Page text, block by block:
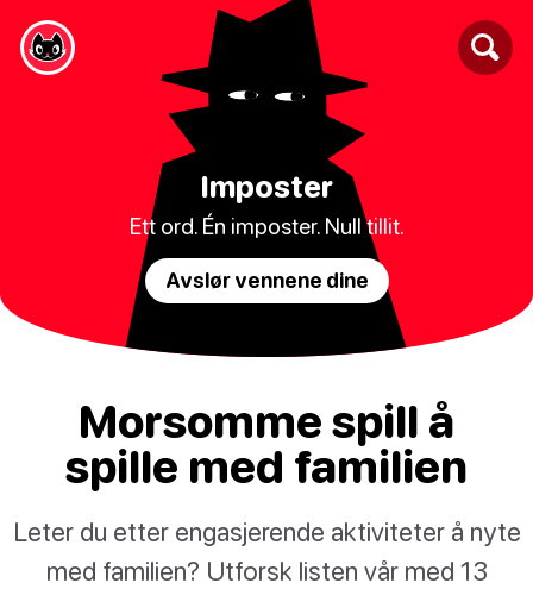
Imposter
Ett ord. Én imposter. Null tillit.
Avslør vennene dine
Morsomme spill å
spille med familien
Leter du etter engasjerende aktiviteter å nyte
med familien? Utforsk listen vår med 13